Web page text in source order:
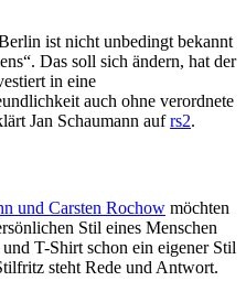
ist nicht unbedingt bekannt
Das soll sich ändern, hat der
in eine
auch ohne verordnete
Jan Schaumann aufrs2.
und Carsten Rochow möchten
Stil eines Menschen
T-Shirt schon ein eigener Stil
steht Rede und Antwort.